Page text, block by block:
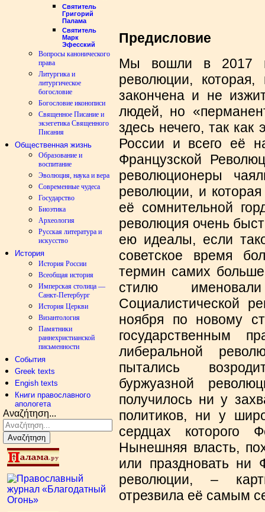
Святитель
Григорий
Палама
Святитель
Марк
Эфесский
Вопросы канонического
права
Литургика и
литургическое
богословие
Богословие иконописи
Священное Писание и
экзегетика Священного
Писания
Общественная жизнь
Образование и
воспитание
Эволюция, наука и вера
Современные чудеса
Государство
Биоэтика
Археология
Русская литература и
искусство
История
История России
Всеобщая история
Имперская столица —
Санкт-Петербург
История Церкви
Византология
Памятники
раннехристианской
письменности
События
Greek texts
Engish texts
Книги православного
апологета
Αναζήτηση...
Αναζήτηση
Предисловие
Мы вошли в 2017
революции,
закончена и не
людей, но
здесь нечего, так
России и всего её
Французской
революционеры
революции, и
её сомнительной
революция очень
ею идеалы, если
советское время
термин самих
стилю
Социалистической
ноября по новому
государственным
либеральной
пытались
буржуазной
получилось ни у
политиков, ни у
сердцах которого
Нынешняя власть,
или праздновать ни
революции, –
отрезвила её самым